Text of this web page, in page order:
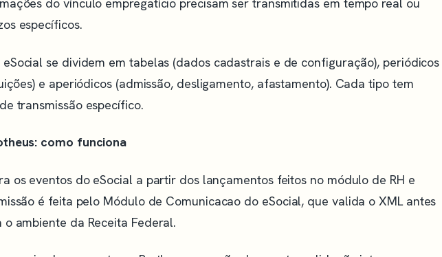
do vínculo empregatício precisam ser transmitidas em tempo real ou
específicos.
eSocial se dividem em tabelas (dados cadastrais e de configuração), periódicos
e aperiódicos (admissão, desligamento, afastamento). Cada tipo tem
transmissão específico.
como funciona
os eventos do eSocial a partir dos lançamentos feitos no módulo de RH e
é feita pelo Módulo de Comunicacao do eSocial, que valida o XML antes
ambiente da Receita Federal.